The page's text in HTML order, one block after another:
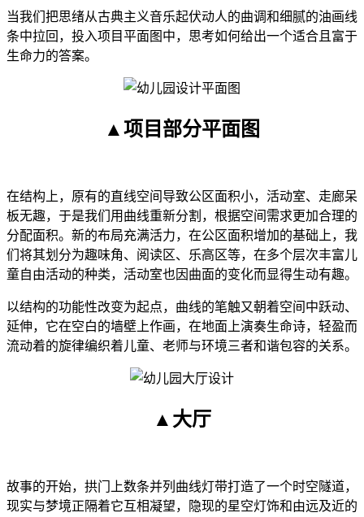
当我们把思绪从古典主义音乐起伏动人的曲调和细腻的油画线
条中拉回，投入项目平面图中，思考如何给出一个适合且富于
生命力的答案。
▲项目部分平面图
在结构上，原有的直线空间导致公区面积小，活动室、走廊呆
板无趣，于是我们用曲线重新分割，根据空间需求更加合理的
分配面积。新的布局充满活力，在公区面积增加的基础上，我
们将其划分为趣味角、阅读区、乐高区等，在多个层次丰富儿
童自由活动的种类，活动室也因曲面的变化而显得生动有趣。
以结构的功能性改变为起点，曲线的笔触又朝着空间中跃动、
延伸，它在空白的墙壁上作画，在地面上演奏生命诗，轻盈而
流动着的旋律编织着儿童、老师与环境三者和谐包容的关系。
▲大厅
故事的开始，拱门上数条并列曲线灯带打造了一个时空隧道，
现实与梦境正隔着它互相凝望，隐现的星空灯饰和由远及近的